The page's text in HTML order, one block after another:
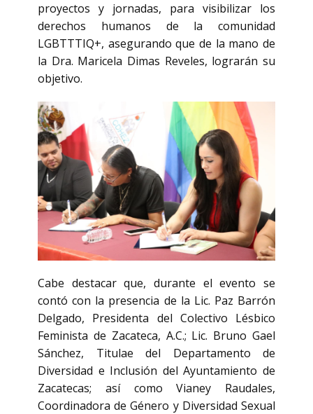
proyectos y jornadas, para visibilizar los
derechos humanos de la comunidad
LGBTTTIQ+, asegurando que de la mano de
la Dra. Maricela Dimas Reveles, lograrán su
objetivo.
Cabe destacar que, durante el evento se
contó con la presencia de la Lic. Paz Barrón
Delgado, Presidenta del Colectivo Lésbico
Feminista de Zacateca, A.C.; Lic. Bruno Gael
Sánchez, Titulae del Departamento de
Diversidad e Inclusión del Ayuntamiento de
Zacatecas; así como Vianey Raudales,
Coordinadora de Género y Diversidad Sexual